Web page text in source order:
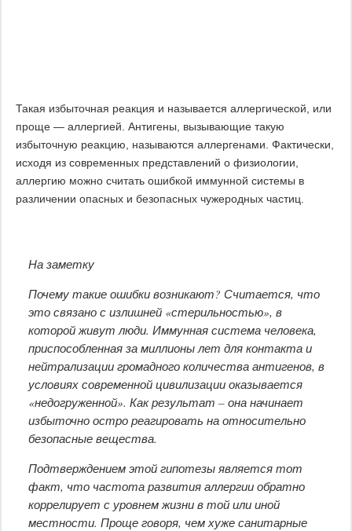
Такая избыточная реакция и называется аллергической, или
проще — аллергией. Антигены, вызывающие такую
избыточную реакцию, называются аллергенами. Фактически,
исходя из современных представлений о физиологии,
аллергию можно считать ошибкой иммунной системы в
различении опасных и безопасных чужеродных частиц.
На заметку
Почему такие ошибки возникают? Считается, что
это связано с излишней «стерильностью», в
которой живут люди. Иммунная система человека,
приспособленная за миллионы лет для контакта и
нейтрализации громадного количества антигенов, в
условиях современной цивилизации оказывается
«недогруженной». Как результат – она начинает
избыточно остро реагировать на относительно
безопасные вещества.
Подтверждением этой гипотезы является тот
факт, что частота развития аллергии обратно
коррелирует с уровнем жизни в той или иной
местности. Проще говоря, чем хуже санитарные